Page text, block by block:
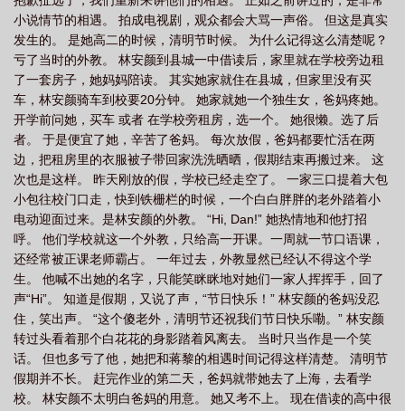
小说情节的相遇。 拍成电视剧，观众都会大骂一声俗。 但这是真实
发生的。 是她高二的时候，清明节时候。 为什么记得这么清楚呢？
亏了当时的外教。 林安颜到县城一中借读后，家里就在学校旁边租
了一套房子，她妈妈陪读。 其实她家就住在县城，但家里没有买
车，林安颜骑车到校要20分钟。 她家就她一个独生女，爸妈疼她。
开学前问她，买车 或者 在学校旁租房，选一个。 她很懒。选了后
者。 于是便宜了她，辛苦了爸妈。 每次放假，爸妈都要忙活在两
边，把租房里的衣服被子带回家洗洗晒晒，假期结束再搬过来。 这
次也是这样。 昨天刚放的假，学校已经走空了。 一家三口提着大包
小包往校门口走，快到铁栅栏的时候，一个白白胖胖的老外踏着小
电动迎面过来。是林安颜的外教。 “Hi, Dan!” 她热情地和他打招
呼。 他们学校就这一个外教，只给高一开课。一周就一节口语课，
还经常被正课老师霸占。 一年过去，外教显然已经认不得这个学
生。 他喊不出她的名字，只能笑眯眯地对她们一家人挥挥手，回了
声“Hi”。 知道是假期，又说了声，“节日快乐！” 林安颜的爸妈没忍
住，笑出声。 “这个傻老外，清明节还祝我们节日快乐嘞。” 林安颜
转过头看着那个白花花的身影踏着风离去。 当时只当作是一个笑
话。 但也多亏了他，她把和蒋黎的相遇时间记得这样清楚。 清明节
假期并不长。 赶完作业的第二天，爸妈就带她去了上海，去看学
校。 林安颜不太明白爸妈的用意。 她又考不上。 现在借读的高中很